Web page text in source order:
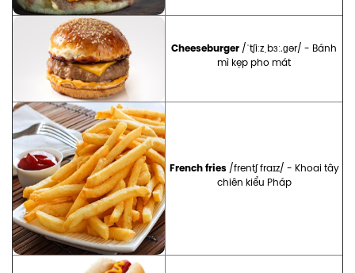
Cheeseburger /ˈtʃiːzˌbɜː.ɡər/ - Bánh
mì kẹp pho mát
French fries/frentʃ fraɪz/ - Khoai tây
chiên kiểu Pháp